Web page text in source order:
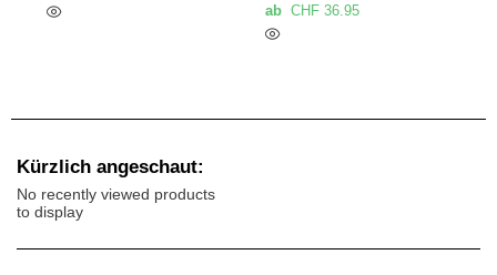
ab CHF 36.95
Kürzlich angeschaut:
No recently viewed products
to display